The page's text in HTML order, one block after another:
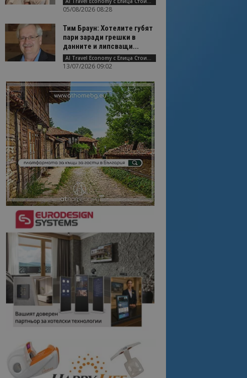
05/08/2026 08:28
Тим Браун: Хотелите губят
пари заради грешки в
данните и липсващи...
AI Travel Economy с Елица Стоилова
13/07/2026 09:02